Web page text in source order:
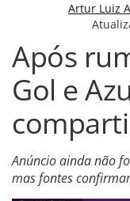
Artur Luiz
Após
Gol e
Anúncio ainda não
mas fontes